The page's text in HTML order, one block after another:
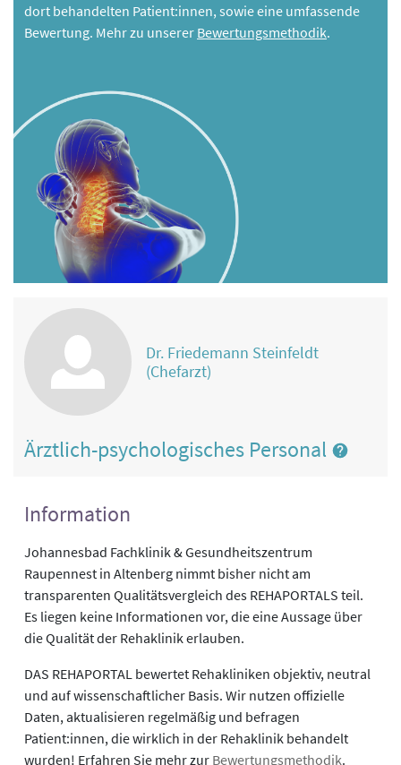
dort behandelten Patient:innen, sowie eine umfassende
Bewertung. Mehr zu unserer Bewertungsmethodik.
Dr. Friedemann Steinfeldt
(Chefarzt)
Ärztlich-psychologisches Personal
Information
Johannesbad Fachklinik & Gesundheitszentrum
Raupennest in Altenberg nimmt bisher nicht am
transparenten Qualitätsvergleich des REHAPORTALS teil.
Es liegen keine Informationen vor, die eine Aussage über
die Qualität der Rehaklinik erlauben.
DAS REHAPORTAL bewertet Rehakliniken objektiv, neutral
und auf wissenschaftlicher Basis. Wir nutzen offizielle
Daten, aktualisieren regelmäßig und befragen
Patient:innen, die wirklich in der Rehaklinik behandelt
wurden! Erfahren Sie mehr zur Bewertungsmethodik.